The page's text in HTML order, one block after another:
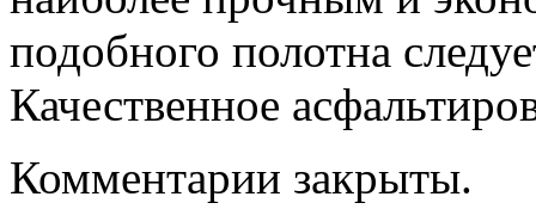
подобного полотна
Качественное
Комментарии закрыты.